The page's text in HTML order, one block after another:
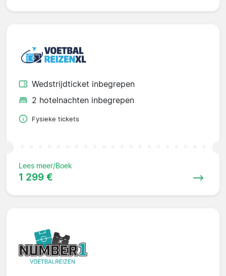
Wedstrijdticket inbegrepen
2 hotelnachten inbegrepen
Fysieke tickets
Lees meer/Boek
1 299 €